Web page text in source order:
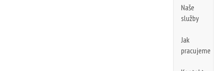
Naše
služby
Jak
pracujeme